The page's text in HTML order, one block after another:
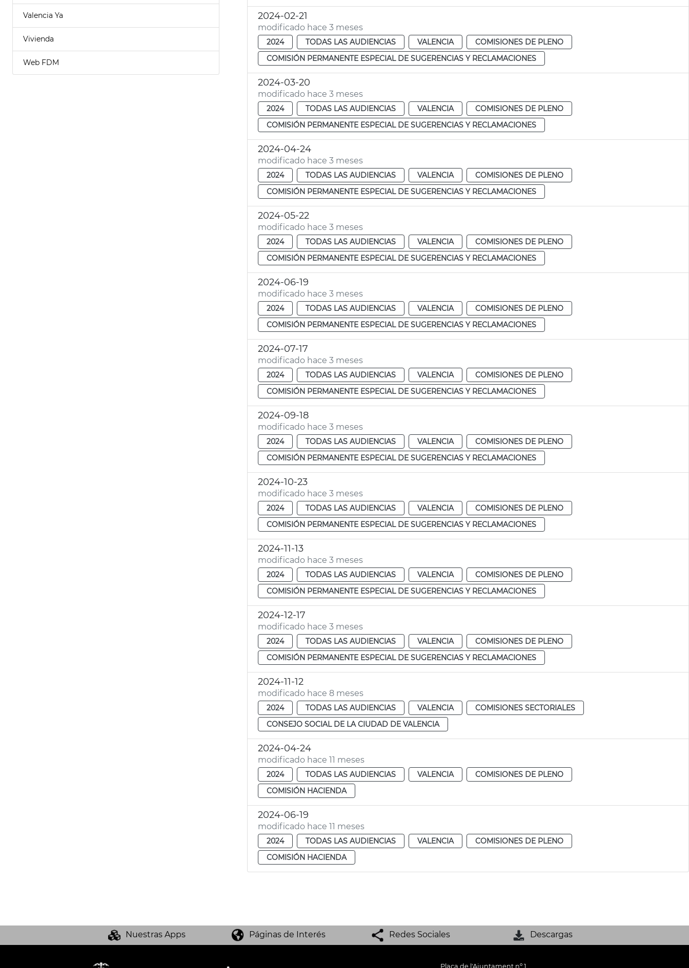
Valencia Ya
Vivienda
Web FDM
2024-02-21
modificado hace 3 meses
2024 TODAS LAS AUDIENCIAS VALENCIA
COMISIONES DE PLENO
COMISIÓN PERMANENTE ESPECIAL DE SUGERENCIAS Y RECLAMACIONES
2024-03-20
modificado hace 3 meses
2024 TODAS LAS AUDIENCIAS VALENCIA
COMISIONES DE PLENO
COMISIÓN PERMANENTE ESPECIAL DE SUGERENCIAS Y RECLAMACIONES
2024-04-24
modificado hace 3 meses
2024 TODAS LAS AUDIENCIAS VALENCIA
COMISIONES DE PLENO
COMISIÓN PERMANENTE ESPECIAL DE SUGERENCIAS Y RECLAMACIONES
2024-05-22
modificado hace 3 meses
2024 TODAS LAS AUDIENCIAS VALENCIA
COMISIONES DE PLENO
COMISIÓN PERMANENTE ESPECIAL DE SUGERENCIAS Y RECLAMACIONES
2024-06-19
modificado hace 3 meses
2024 TODAS LAS AUDIENCIAS VALENCIA
COMISIONES DE PLENO
COMISIÓN PERMANENTE ESPECIAL DE SUGERENCIAS Y RECLAMACIONES
2024-07-17
modificado hace 3 meses
2024 TODAS LAS AUDIENCIAS VALENCIA
COMISIONES DE PLENO
COMISIÓN PERMANENTE ESPECIAL DE SUGERENCIAS Y RECLAMACIONES
2024-09-18
modificado hace 3 meses
2024 TODAS LAS AUDIENCIAS VALENCIA
COMISIONES DE PLENO
COMISIÓN PERMANENTE ESPECIAL DE SUGERENCIAS Y RECLAMACIONES
2024-10-23
modificado hace 3 meses
2024 TODAS LAS AUDIENCIAS VALENCIA
COMISIONES DE PLENO
COMISIÓN PERMANENTE ESPECIAL DE SUGERENCIAS Y RECLAMACIONES
2024-11-13
modificado hace 3 meses
2024 TODAS LAS AUDIENCIAS VALENCIA
COMISIONES DE PLENO
COMISIÓN PERMANENTE ESPECIAL DE SUGERENCIAS Y RECLAMACIONES
2024-12-17
modificado hace 3 meses
2024 TODAS LAS AUDIENCIAS VALENCIA
COMISIONES DE PLENO
COMISIÓN PERMANENTE ESPECIAL DE SUGERENCIAS Y RECLAMACIONES
2024-11-12
modificado hace 8 meses
2024 TODAS LAS AUDIENCIAS VALENCIA
COMISIONES SECTORIALES
CONSEJO SOCIAL DE LA CIUDAD DE VALENCIA
2024-04-24
modificado hace 11 meses
2024 TODAS LAS AUDIENCIAS VALENCIA
COMISIONES DE PLENO
COMISIÓN HACIENDA
2024-06-19
modificado hace 11 meses
2024 TODAS LAS AUDIENCIAS VALENCIA
COMISIONES DE PLENO
COMISIÓN HACIENDA
Nuestras Apps Páginas de Interés Redes Sociales Descargas
Plaça de l'Ajuntament nº 1